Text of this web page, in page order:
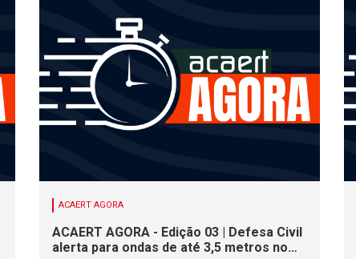
ACAERT AGORA
ACAERT AGORA - Edição 03 | Defesa Civil
alerta para ondas de até 3,5 metros no